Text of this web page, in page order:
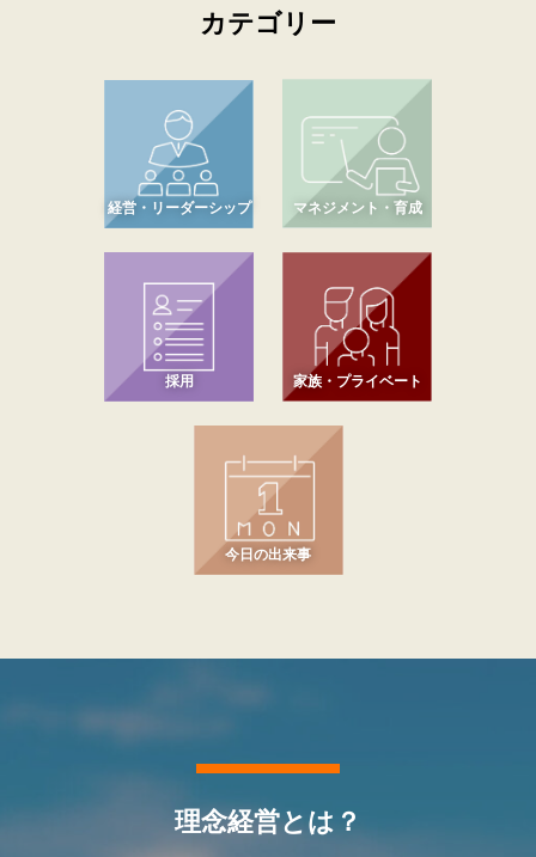
カテゴリー
経営・リーダーシップ マネジメント・育成
採用 家族・プライベート
今日の出来事
理念経営とは？